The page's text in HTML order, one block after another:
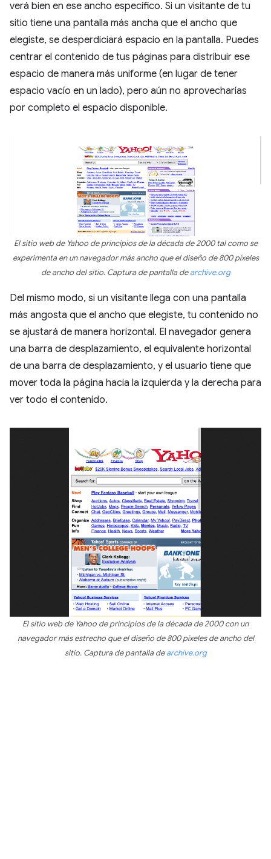
verá bien en ese ancho específico. Si un visitante de tu
sitio tiene una pantalla más ancha que el ancho que
elegiste, se desperdiciará espacio en la pantalla. Puedes
centrar el contenido de tus páginas para distribuir ese
espacio de manera más uniforme (en lugar de tener
espacio vacío en un lado), pero aún no aprovecharías
por completo el espacio disponible.
El sitio web de Yahoo de principios de la década de 2000 tal como se
experimenta en un navegador más ancho que el diseño de 800 píxeles
de ancho del sitio. Captura de pantalla dearchive.org
Del mismo modo, si un visitante llega con una pantalla
más angosta que el ancho que elegiste, tu contenido no
se ajustará de manera horizontal. El navegador genera
una barra de desplazamiento, el equivalente horizontal
de una barra de desplazamiento, y el usuario tiene que
mover toda la página hacia la izquierda y la derecha para
ver todo el contenido.
El sitio web de Yahoo de principios de la década de 2000 con un
navegador más estrecho que el diseño de 800 píxeles de ancho del
sitio. Captura de pantalla dearchive.org